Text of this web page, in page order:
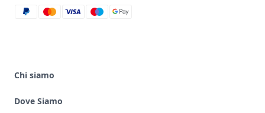
paypal
mastercard
visa
maestro
google_pay
Chi siamo
Dove Siamo